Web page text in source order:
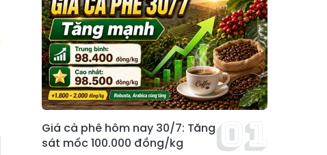
Giá cà phê hôm nay 30/7: Tăng
sát mốc 100.000 đồng/kg